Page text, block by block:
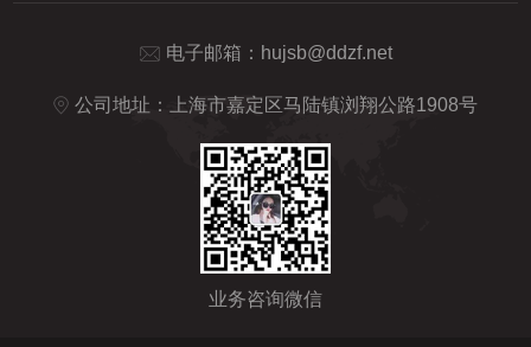
电子邮箱： hujsb@ddzf.net
公司地址：上海市嘉定区马陆镇浏翔公路1908号
业务咨询微信